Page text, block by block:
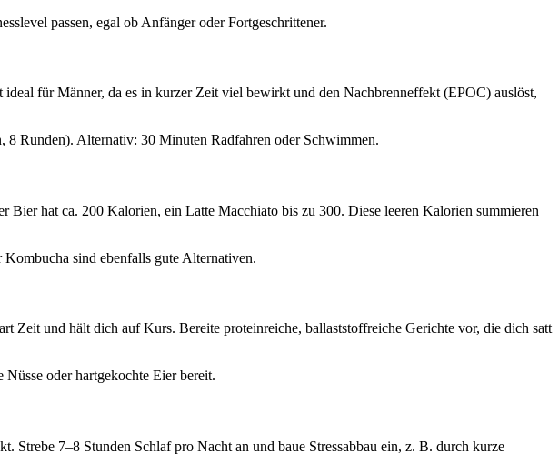
passen, egal ob Anfänger oder Fortgeschrittener.
für Männer, da es in kurzer Zeit viel bewirkt und den Nachbrenneffekt (EPOC) auslöst,
Runden). Alternativ: 30 Minuten Radfahren oder Schwimmen.
hat ca. 200 Kalorien, ein Latte Macchiato bis zu 300. Diese leeren Kalorien summieren
sind ebenfalls gute Alternativen.
Zeit und hält dich auf Kurs. Bereite proteinreiche, ballaststoffreiche Gerichte vor, die dich satt
oder hartgekochte Eier bereit.
Strebe 7–8 Stunden Schlaf pro Nacht an und baue Stressabbau ein, z. B. durch kurze